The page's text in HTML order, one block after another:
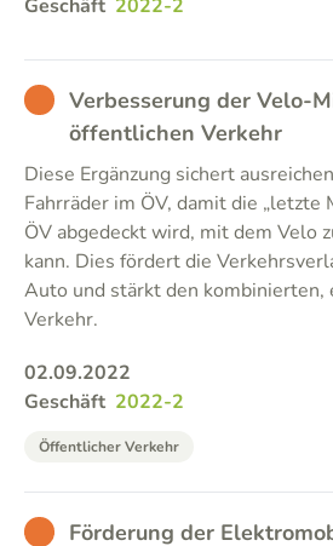
Geschäft 2022-2
BADVerbesserung der Velo-
öffentlichen Verkehr
Diese Ergänzung sichert
Fahrräder im ÖV, damit die „letzte
ÖV abgedeckt wird, mit dem Velo
kann. Dies fördert die
Auto und stärkt den kombinierten,
Verkehr.
02.09.2022
Geschäft 2022-2
Öffentlicher Verkehr
BAD Förderung der